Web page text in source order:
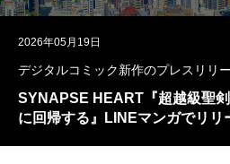
2026年05月19日
デジタルコミック新作のプレスリリ
SYNAPSE HEART『超越級聖
に回帰する』LINEマンガでリリ